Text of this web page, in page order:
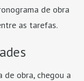
de obra
as tarefas.
obra, chegou a